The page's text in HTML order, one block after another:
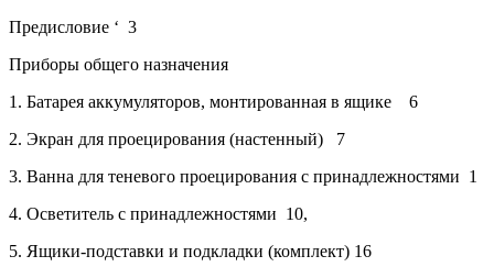
Предисловие ‘ 3
Приборы общего назначения
1. Батарея аккумуляторов, монтированная в ящике
6
2. Экран для проецирования (настенный)
7
3. Ванна для теневого проецирования с принадлежностями 1
4. Осветитель с принадлежностями 10,
5. Ящики-подставки и подкладки (комплект) 16